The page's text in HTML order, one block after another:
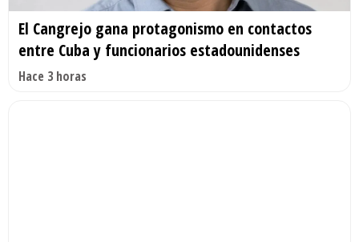
El Cangrejo gana protagonismo en contactos
entre Cuba y funcionarios estadounidenses
Hace 3 horas